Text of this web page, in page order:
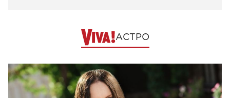
АСТРО